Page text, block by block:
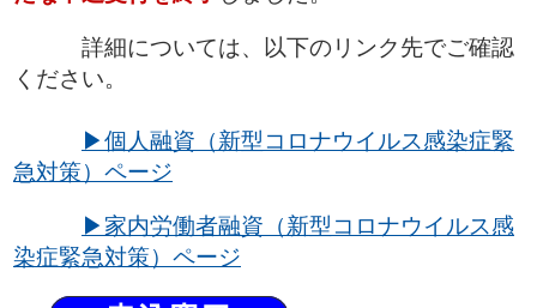
詳細については、以下のリンク先でご確認
ください。
▶個人融資（新型コロナウイルス感染症緊
急対策）ページ
▶家内労働者融資（新型コロナウイルス感
染症緊急対策）ページ